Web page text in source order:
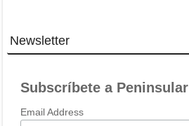
Newsletter
Subscríbete a Peninsular
Email Address